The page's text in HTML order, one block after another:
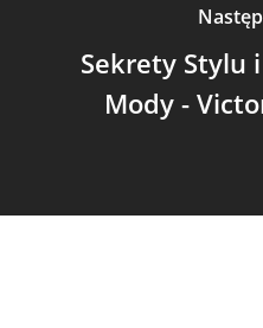
Sekrety Stylu
Mody -